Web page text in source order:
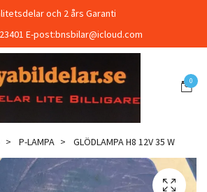
och 2 års Garanti
E-post:bnsbilar@icloud.com
0
P-LAMPA GLÖDLAMPA H8 12V 35 W